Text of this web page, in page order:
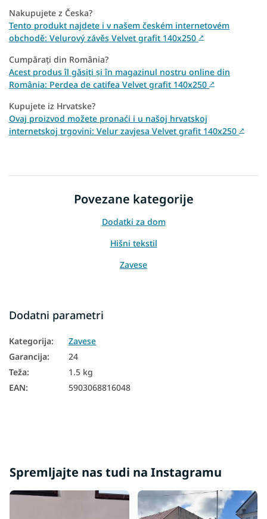
Nakupujete z Česka?
Tento produkt najdete i v našem českém internetovém
obchodě: Velurový závěs Velvet grafit 140x250 ↗
Cumpărați din România?
Acest produs îl găsiți și în magazinul nostru online din
România: Perdea de catifea Velvet grafit 140x250 ↗
Kupujete iz Hrvatske?
Ovaj proizvod možete pronaći i u našoj hrvatskoj
internetskoj trgovini: Velur zavjesa Velvet grafit 140x250 ↗
Povezane kategorije
Dodatki za dom
Hišni tekstil
Zavese
Dodatni parametri
Kategorija:
Zavese
Garancija:
24
Teža:
1.5 kg
EAN: 5903068816048
Spremljajte nas tudi na Instagramu